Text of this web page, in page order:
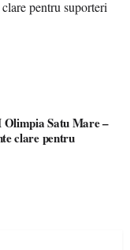
Satu Mare –
clare pentru